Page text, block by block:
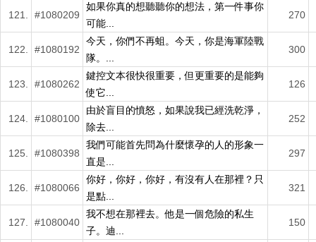
121. #1080209
如果你真的想聽聽你的想法，第一件事你
可能...
270
122. #1080192
今天，你們不再蛆。今天，你是海軍陸戰
隊。...
300
123. #1080262
鍵控文本很快很重要，但更重要的是能夠
使它...
126
124. #1080100
由於盲目的憤怒，如果說我已經洗乾淨，
除去...
252
125. #1080398
我們可能首先問為什麼懷孕的人的形象一
直是...
297
126. #1080066
你好，你好，你好，有沒有人在那裡？只
是點...
321
127. #1080040
我不想在那裡去。他是一個危險的私生
子。迪...
150